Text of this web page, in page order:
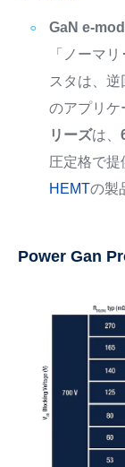
GaN e-
「ノーマ
スタは、
のアプリケ
リーズは、
圧定格で
HEMTの製
Power Gan